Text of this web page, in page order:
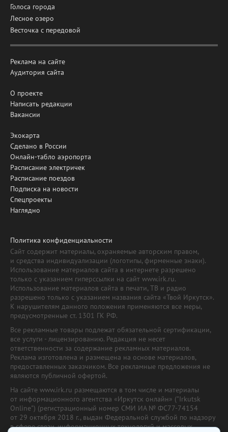
Голоса города
Лесное озеро
Весточка с передовой
Реклама на сайте
Аудитория сайта
О проекте
Написать редакции
Вакансии
Экокарта
Сделано в России
Онлайн-табло аэропорта
Расписание электричек
Расписание поездов
Подписка на новости
Спецпроекты
Наглядно
Политика конфиденциальности
Сайт содержит материалы, охраняемые авторским правом,
и средства индивидуализации (логотипы, фирменные знаки).
Использование материалов сайта в интернете разрешено
только с указанием гиперссылки на сайт www.irk.ru.
Использование материалов сайта в печати, ТВ и радио
разрешено только с указанием названия сайта «Твой Иркутск».
К нарушителям данного положения применяются все меры,
предусмотренные ст. 1301 ГК РФ.
Все рекламные товары подлежат обязательной сертификации,
все услуги - лицензированию. Редакция не несет
ответственности за содержание рекламных материалов.
Реклама изготовлена и размещена на основе материалов,
предоставленных заказчиком. Все рекламные предложения не
являются публичной офертой.
На сайте www.irk.ru размещаются в том числе и материалы
от информационного агентства «Иркутск онлайн» ("Irkutsk
Online") (регистрационный номер СМИ ИА № ФС77-74154
от 29 октября 2018 г., выдан Федеральной службой по надзору
в сфере связи, информационных технологий и массовых